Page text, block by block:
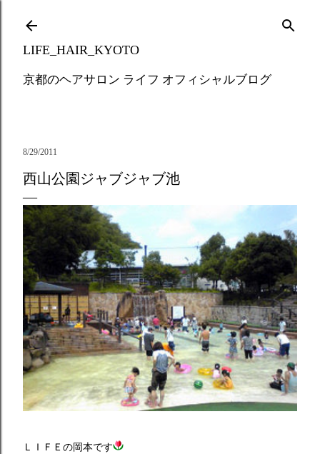
LIFE_HAIR_KYOTO
京都のヘアサロン ライフ オフィシャルブログ
8/29/2011
西山公園ジャブジャブ池
ＬＩＦＥの岡本です